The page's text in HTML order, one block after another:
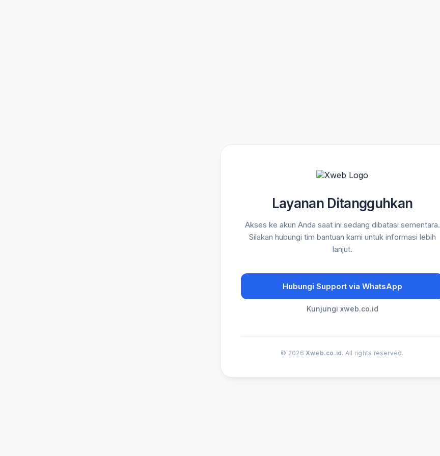
Layanan Ditangguhkan
Akses ke akun Anda saat ini sedang dibatasi sementara.
Silakan hubungi tim bantuan kami untuk informasi lebih
lanjut.
Hubungi Support via WhatsApp
Kunjungi xweb.co.id
© 2026 Xweb.co.id. All rights reserved.